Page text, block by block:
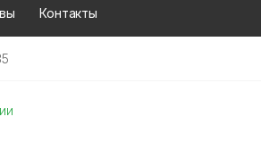
Контакты